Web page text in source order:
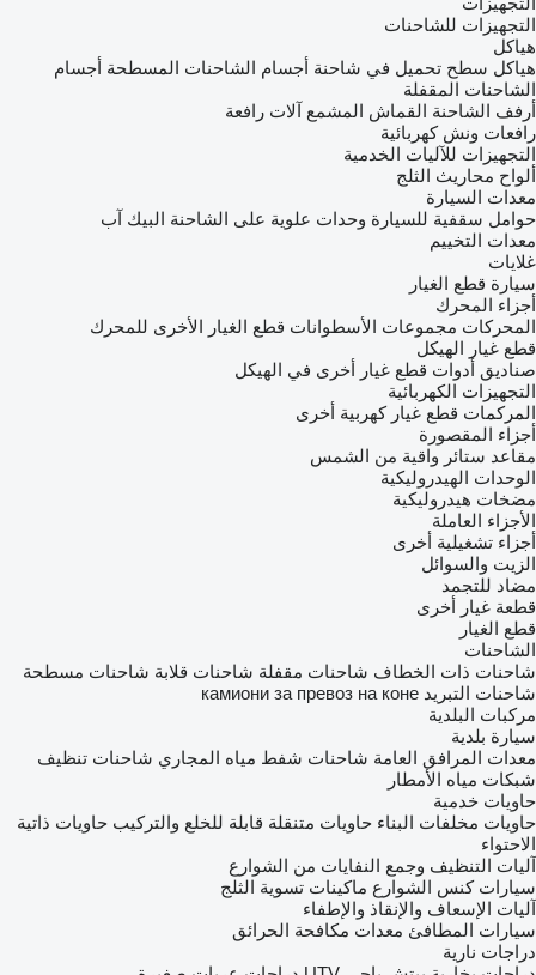
التجهيزات للشاحنات
هياكل
هياكل سطح تحميل في شاحنة أجسام الشاحنات المسطحة أجسام
الشاحنات المقفلة
أرفف الشاحنة القماش المشمع آلات رافعة
رافعات ونش كهربائية
التجهيزات للآليات الخدمية
ألواح محاريث الثلج
معدات السيارة
حوامل سقفية للسيارة وحدات علوية على الشاحنة البيك آب
معدات التخييم
غلايات
سيارة قطع الغيار
أجزاء المحرك
المحركات مجموعات الأسطوانات قطع الغيار الأخرى للمحرك
قطع غيار الهيكل
صناديق أدوات قطع غيار أخرى في الهيكل
التجهيزات الكهربائية
المركمات قطع غيار كهربية أخرى
أجزاء المقصورة
مقاعد ستائر واقية من الشمس
الوحدات الهيدروليكية
مضخات هيدروليكية
الأجزاء العاملة
أجزاء تشغيلية أخرى
الزيت والسوائل
مضاد للتجمد
قطعة غيار أخرى
قطع الغيار
الشاحنات
شاحنات ذات الخطاف شاحنات مقفلة شاحنات قلابة شاحنات مسطحة
شاحنات التبريد камиони за превоз на коне
مركبات البلدية
سيارة بلدية
معدات المرافق العامة شاحنات شفط مياه المجاري شاحنات تنظيف
شبكات مياه الأمطار
حاويات خدمية
حاويات مخلفات البناء حاويات متنقلة قابلة للخلع والتركيب حاويات ذاتية
الاحتواء
آليات التنظيف وجمع النفايات من الشوارع
سيارات كنس الشوارع ماكينات تسوية الثلج
آليات الإسعاف والإنقاذ والإطفاء
سيارات المطافئ معدات مكافحة الحرائق
دراجات نارية